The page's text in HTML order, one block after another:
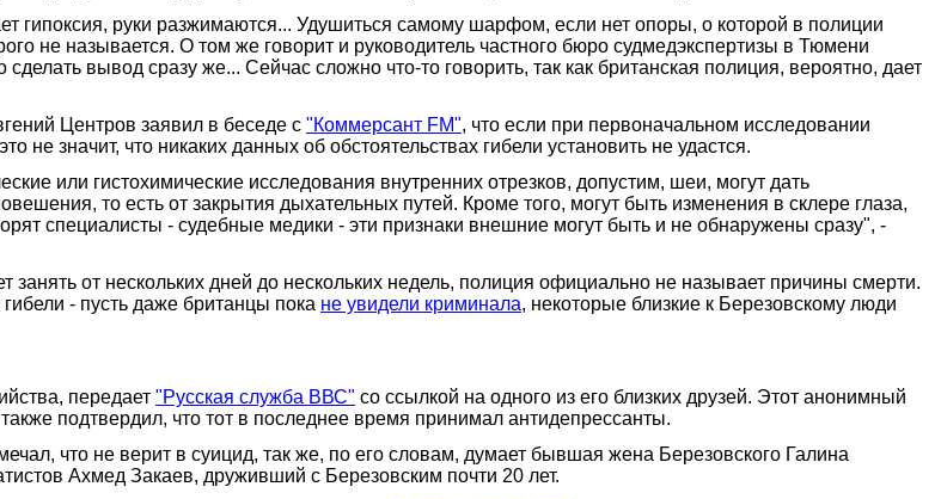
гипоксия, руки разжимаются... Удушиться самому шарфом, если нет опоры, о которой в полиции
не называется. О том же говорит и руководитель частного бюро судмедэкспертизы в Тюмени
вывод сразу же... Сейчас сложно что-то говорить, так как британская полиция, вероятно, дает
Центров заявил в беседе с "Коммерсант FM", что если при первоначальном исследовании
значит, что никаких данных об обстоятельствах гибели установить не удастся.
или гистохимические исследования внутренних отрезков, допустим, шеи, могут дать
то есть от закрытия дыхательных путей. Кроме того, могут быть изменения в склере глаза,
специалисты - судебные медики - эти признаки внешние могут быть и не обнаружены сразу", -
от нескольких дней до нескольких недель, полиция официально не называет причины смерти.
- пусть даже британцы пока не увидели криминала, некоторые близкие к Березовскому люди
передает "Русская служба ВВС" со ссылкой на одного из его близких друзей. Этот анонимный
подтвердил, что тот в последнее время принимал антидепрессанты.
что не верит в суицид, так же, по его словам, думает бывшая жена Березовского Галина
Ахмед Закаев, друживший с Березовским почти 20 лет.